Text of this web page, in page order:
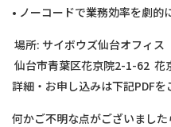
• ノーコードで業務効率を劇的
場所: サイボウズ仙台オフィス
仙台市青葉区花京院2-1-62 花
詳細・お申し込みは下記PDFを
何かご不明な点がございました